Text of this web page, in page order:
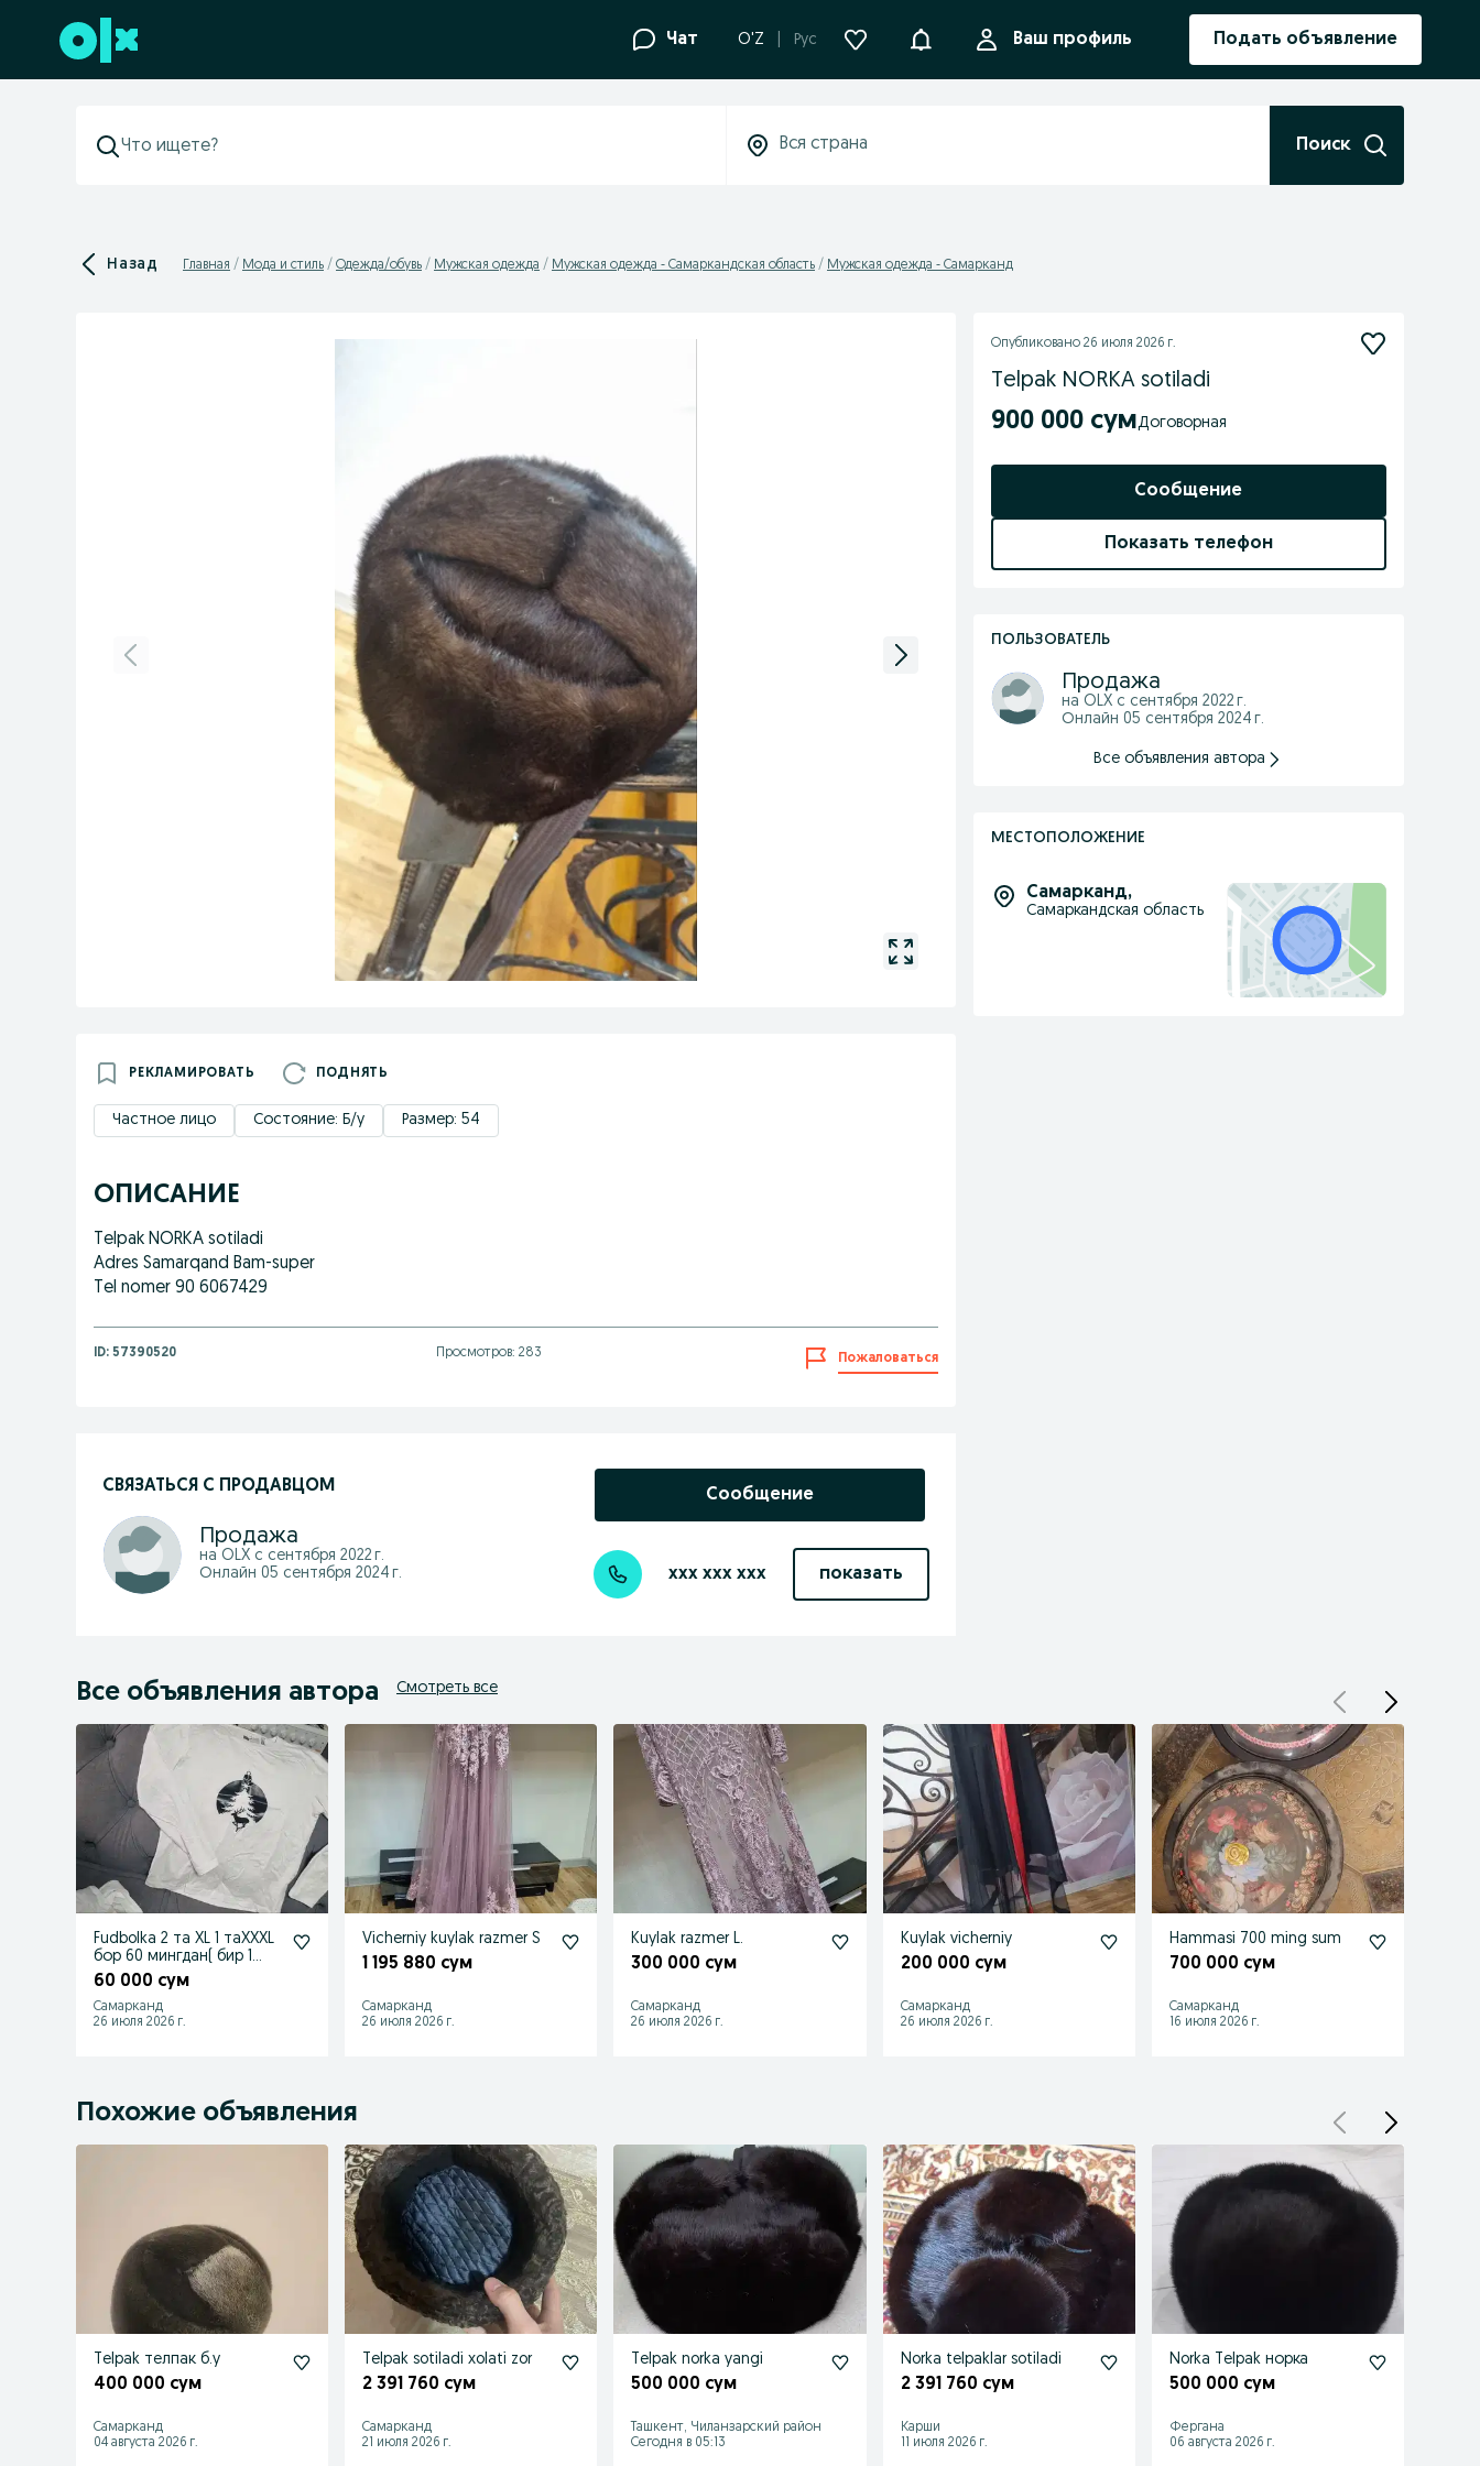
Перейти к нижнему колонтитулу Чат O'Z Рус УведомленияВаш профиль Подать объявление
Поиск
Назад Главная Мода и стиль Одежда/обувь Мужская одежда Мужская одежда - Самаркандская область Мужская одежда - Самарканд
РЕКЛАМИРОВАТЬ ПОДНЯТЬ
Частное лицо Состояние: Б/у Размер: 54
ОПИСАНИЕ
Telpak NORKA sotiladi
Adres Samarqand Bam-super
Tel nomer 90 6067429
ID: 57390520 Просмотров: 283 Пожаловаться
СВЯЗАТЬСЯ С ПРОДАВЦОМ
Продажа
на OLX с сентября 2022 г.
Онлайн 05 сентября 2024 г.
Сообщение
xxx xxx xxx показать
Опубликовано 26 июля 2026 г.
Telpak NORKA sotiladi
900 000 сум Договорная
Сообщение
Показать телефон
ПОЛЬЗОВАТЕЛЬ
Продажа
на OLX с сентября 2022 г.
Онлайн 05 сентября 2024 г.
Все объявления автора
МЕСТОПОЛОЖЕНИЕ
Самарканд,
Самаркандская область
Все объявления автора Смотреть все
Fudbolka 2 та XL 1 таXXXL
бор 60 мингдан( бир 1
соа
60 000 сум
Самарканд
26 июля 2026 г.
Vicherniy kuylak razmer S
1 195 880 сум
Самарканд
26 июля 2026 г.
Kuylak razmer L.
300 000 сум
Самарканд
26 июля 2026 г.
Kuylak vicherniy
200 000 сум
Самарканд
26 июля 2026 г.
Hammasi 700 ming sum
700 000 сум
Самарканд
16 июля 2026 г.
Похожие объявления
Telpak телпак б.у
400 000 сум
Самарканд
04 августа 2026 г.
Telpak sotiladi xolati zor
2 391 760 сум
Самарканд
21 июля 2026 г.
Telpak norka yangi
500 000 сум
Ташкент, Чиланзарский район
Сегодня в 05:13
Norka telpaklar sotiladi
2 391 760 сум
Карши
11 июля 2026 г.
Norka Telpak норка
500 000 сум
Фергана
06 августа 2026 г.